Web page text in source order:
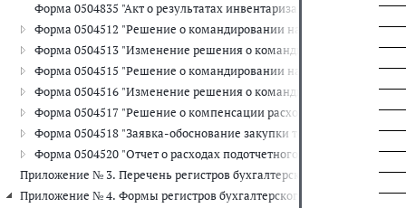
Форма 0504835 "Акт о результатах инвентаризации"
Форма 0504512 "Решение о командировании на территории
Форма 0504513 "Изменение решения о командировании на
Форма 0504515 "Решение о командировании на территорию
Форма 0504516 "Изменение решения о командировании на
Форма 0504517 "Решение о компенсации расходов на оплату
Форма 0504518 "Заявка-обоснование закупки товаров, работ,
Форма 0504520 "Отчет о расходах подотчетного лица"
Приложение № 3. Перечень регистров бухгалтерского учета,
Приложение № 4. Формы регистров бухгалтерского учета,